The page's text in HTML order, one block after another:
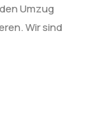
Umzug
Wir sind